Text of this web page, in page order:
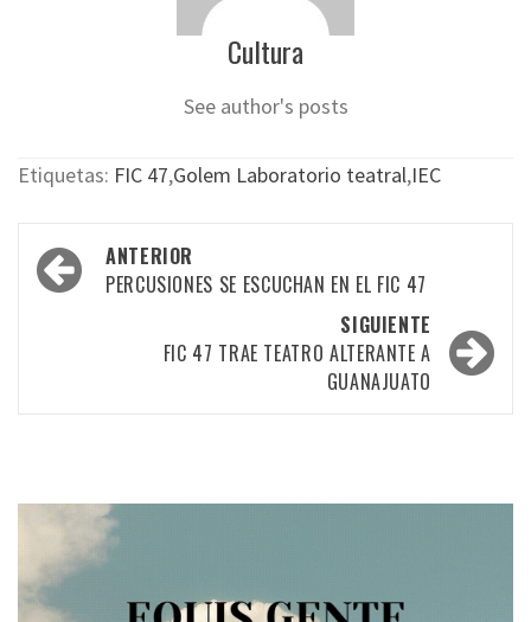
Cultura
See author's posts
Etiquetas: FIC 47,Golem Laboratorio teatral,IEC
Navegación
por
ANTERIOR
PERCUSIONES SE ESCUCHAN EN EL FIC 47
SIGUIENTE
FIC 47 TRAE TEATRO ALTERANTE A
GUANAJUATO